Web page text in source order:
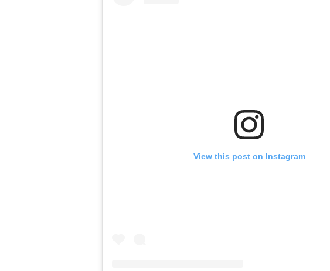
View this post on Instagram